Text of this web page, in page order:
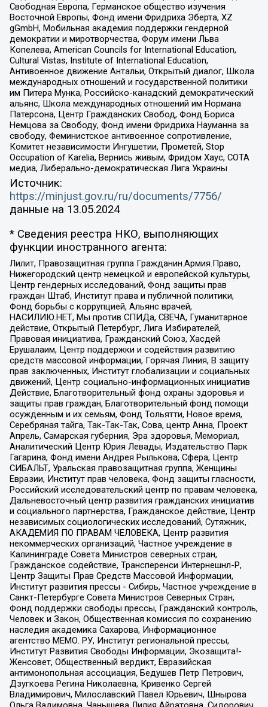
Свободная Европа, Германское общество изучения
Восточной Европы, Фонд имени Фридриха Эберта, XZ
gGmbH, Мобильная академия поддержки гендерной
демократии и миротворчества, Форум имени Льва
Копелева, American Councils for International Education,
Cultural Vistas, Institute of International Education,
Антивоенное движение Антальи, Открытый диалог, Школа
международных отношений и государственной политики
им Питера Мунка, Российско-канадский демократический
альянс, Школа международных отношений им Нормана
Патерсона, Центр Гражданских Свобод, Фонд Бориса
Немцова за Свободу, Фонд имени Фридриха Науманна за
свободу, Феминистское антивоенное сопротивление,
Комитет независимости Ингушетии, Прометей, Stop
Occupation of Karelia, Вернись живым, Фридом Хаус, СОТА
медиа, Либерально-демократическая Лига Украины
Источник:
https://minjust.gov.ru/ru/documents/7756/
данные на 13.05.2024
* Сведения реестра НКО, выполняющих
функции иностранного агента:
Лилит, Правозащитная группа Гражданин.Армия.Право,
Нижегородский центр немецкой и европейской культуры,
Центр гендерных исследований, Фонд защиты прав
граждан Штаб, Институт права и публичной политики,
Фонд борьбы с коррупцией, Альянс врачей,
НАСИЛИЮ.НЕТ, Мы против СПИДа, СВЕЧА, Гуманитарное
действие, Открытый Петербург, Лига Избирателей,
Правовая инициатива, Гражданский Союз, Хасдей
Ерушалаим, Центр поддержки и содействия развитию
средств массовой информации, Горячая Линия, В защиту
прав заключенных, Институт глобализации и социальных
движений, Центр социально-информационных инициатив
Действие, Благотворительный фонд охраны здоровья и
защиты прав граждан, Благотворительный фонд помощи
осужденным и их семьям, Фонд Тольятти, Новое время,
Серебряная тайга, Так-Так-Так, Сова, центр Анна, Проект
Апрель, Самарская губерния, Эра здоровья, Мемориал,
Аналитический Центр Юрия Левады, Издательство Парк
Гагарина, Фонд имени Андрея Рылькова, Сфера, Центр
СИБАЛЬТ, Уральская правозащитная группа, Женщины
Евразии, Институт прав человека, Фонд защиты гласности,
Российский исследовательский центр по правам человека,
Дальневосточный центр развития гражданских инициатив
и социального партнерства, Гражданское действие, Центр
независимых социологических исследований, Сутяжник,
АКАДЕМИЯ ПО ПРАВАМ ЧЕЛОВЕКА, Центр развития
некоммерческих организаций, Частное учреждение в
Калининграде Совета Министров северных стран,
Гражданское содействие, Трансперенси Интернешнл-Р,
Центр Защиты Прав Средств Массовой Информации,
Институт развития прессы - Сибирь, Частное учреждение в
Санкт-Петербурге Совета Министров Северных Стран,
Фонд поддержки свободы прессы, Гражданский контроль,
Человек и Закон, Общественная комиссия по сохранению
наследия академика Сахарова, Информационное
агентство МЕМО. РУ, Институт региональной прессы,
Институт Развития Свободы Информации, Экозащита!-
Женсовет, Общественный вердикт, Евразийская
антимонопольная ассоциация, Бедушев Петр Петрович,
Дзугкоева Регина Николаевна, Кривенко Сергей
Владимирович, Милославский Павел Юрьевич, Шнырова